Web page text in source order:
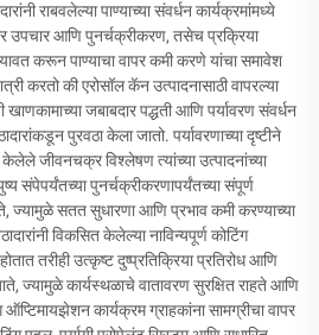
राबवलेल्या पाण्याच्या संवर्धन कार्यक्रमांमध्ये
उपचार आणि पुनर्चक्रीकरण, तसेच प्रक्रिया
करून पाण्याचा वापर कमी करणे यांचा समावेश
करतो की एरोसॉल कॅन उत्पादनासाठी वापरल्या
जबाबदार पद्धती आणि पर्यावरण संवर्धन
पुरवठा केला जातो. पर्यावरणाच्या दृष्टीने
जीवनचक्र विश्लेषण त्यांच्या उत्पादनांच्या
संपेपर्यंतच्या पुनर्चक्रीकरणापर्यंतच्या संपूर्ण
ज्यामुळे सतत सुधारणा आणि प्रभाव कमी करण्याच्या
विकसित केलेल्या नाविन्यपूर्ण कोटिंग
तरीही उत्कृष्ट दुष्प्रतिक्रिया प्रतिरोध आणि
ज्यामुळे कार्यस्थळाचे वातावरण सुरक्षित राहते आणि
कार्यक्रम ग्राहकांना सामग्रीचा वापर